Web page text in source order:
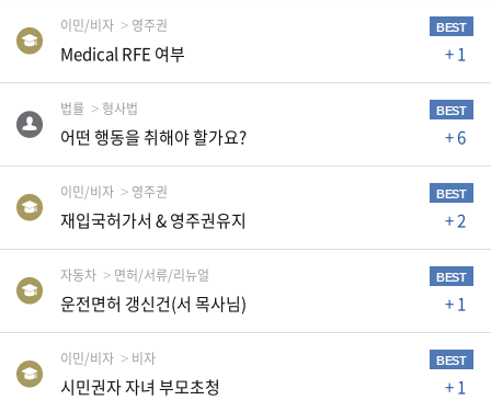
부
혜
비
스
전
문
럼
미
생
이민/비자 영주권 BEST
Medical RFE 여부 + 1
법률 형사법 BEST
어떤 행동을 취해야 할가요? + 6
이민/비자 영주권 BEST
재입국허가서 & 영주권유지 + 2
자동차 면허/서류/리뉴얼 BEST
운전면허 갱신건(서 목사님) + 1
이민/비자 비자 BEST
시민권자 자녀 부모초청 + 1